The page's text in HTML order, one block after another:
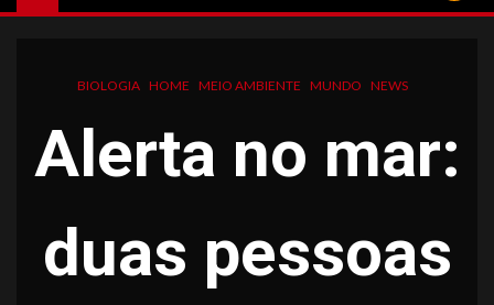
BIOLOGIA HOME MEIO AMBIENTE MUNDO NEWS
Alerta no mar:
duas pessoas